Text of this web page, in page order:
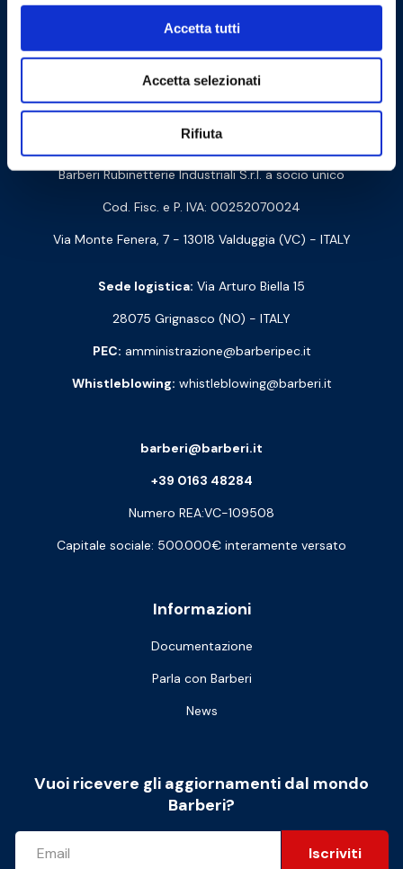
Accetta tutti
Accetta selezionati
Rifiuta
Cookie Policy Privacy Policy
Contattaci
Barberi Rubinetterie Industriali S.r.l. a socio unico
Cod. Fisc. e P. IVA: 00252070024
Via Monte Fenera, 7 - 13018 Valduggia (VC) - ITALY
Sede logistica: Via Arturo Biella 15
28075 Grignasco (NO) - ITALY
PEC: amministrazione@barberipec.it
Whistleblowing: whistleblowing@barberi.it
Informazioni
Documentazione
Parla con Barberi
News
barberi@barberi.it
+39 0163 48284
Numero REA:VC-109508
Capitale sociale: 500.000€ interamente versato
Vuoi ricevere gli aggiornamenti dal mondo
Barberi?
Iscriviti